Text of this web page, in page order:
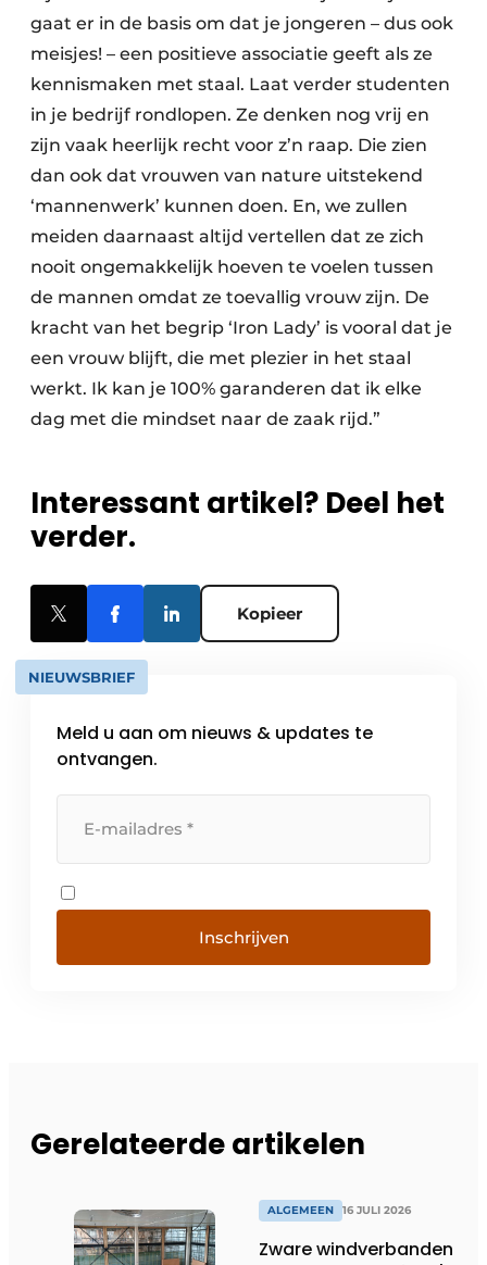
gaat er in de basis om dat je jongeren – dus ook
meisjes! – een positieve associatie geeft als ze
kennismaken met staal. Laat verder studenten
in je bedrijf rondlopen. Ze denken nog vrij en
zijn vaak heerlijk recht voor z’n raap. Die zien
dan ook dat vrouwen van nature uitstekend
‘mannenwerk’ kunnen doen. En, we zullen
meiden daarnaast altijd vertellen dat ze zich
nooit ongemakkelijk hoeven te voelen tussen
de mannen omdat ze toevallig vrouw zijn. De
kracht van het begrip ‘Iron Lady’ is vooral dat je
een vrouw blijft, die met plezier in het staal
werkt. Ik kan je 100% garanderen dat ik elke
dag met die mindset naar de zaak rijd.”
Interessant artikel? Deel het
verder.
Kopieer
NIEUWSBRIEF
Meld u aan om nieuws & updates te
ontvangen.
Inschrijven
Gerelateerde artikelen
ALGEMEEN 16 JULI 2026
Zware windverbanden